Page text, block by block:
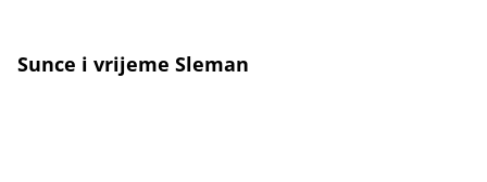
Sunce i vrijeme Sleman